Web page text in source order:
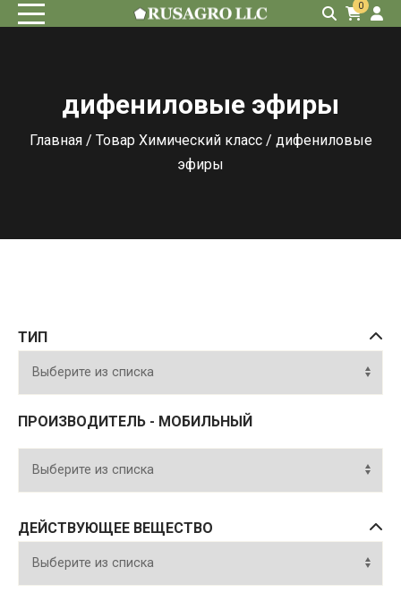
0
дифениловые эфиры
Главная/ Товар Химический класс / дифениловые
эфиры
ТИП
ПРОИЗВОДИТЕЛЬ - МОБИЛЬНЫЙ
ДЕЙСТВУЮЩЕЕ ВЕЩЕСТВО